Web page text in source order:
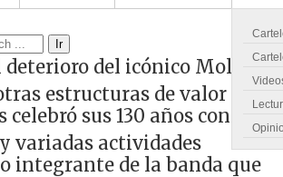
Ir
deterioro del icónico Molino
estructuras de valor
celebró sus 130 años con
variadas actividades
integrante de la banda que